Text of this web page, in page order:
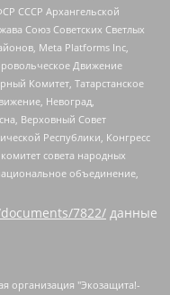
СССР Архангельской
Союз Советских Светлых
Meta Platforms Inc,
Движение
Комитет, Татарстанское
Невоград,
Верховный Совет
Республики, Конгресс
совета народных
объединение,
7822/ данные
Владимирович, Павлов Иван Юрьевич, Скворцова Елена Сергеевна, Общество с ограниченной ответственностью "Как бы инагент", Кочетков Игорь Викторович, Общество с ограниченной ответственностью "Честные выборы", Еланчик Олег Александрович, Общество с ограниченной ответственностью "Нобелевский призыв", Гималова Регина Эмилевна, Григорьев Андрей Валерьевич, Григорьева Алина Александровна, Ассоциация по содействию защите прав призывников, альтернативнослужащих и военнослужащих "Правозащитная группа "Гражданин.Армия.Право", Хисамова Регина Фаритовна, Автономная некоммерческая организация по реализации социально-правовых программ "Лилит", Дальневосточное общественное движение "Маяк", Санкт-Петербургская ЛГБТ-инициативная группа "Выход", Инициативная группа ЛГБТ+ "Реверс", Алексеев Андрей Викторович, Бекбулатова Таисия Львовна, Беляев Иван Михайлович, Владыкина Елена Сергеевна, Гельман Марат Александрович, Никульшина Вероника Юрьевна, Толоконникова Надежда Андреевна, Шендерович Виктор Анатольевич, Общество с ограниченной ответственностью "Данное сообщение", Общество с ограниченной ответственностью Издательский дом "Новая глава", Айнбиндер Александра Александровна, Московский комьюнити-центр для ЛГБТ+инициатив, Благотворительный фонд развития филантропии, Deutsche Welle (Германия, Kurt-Schumacher-Strasse 3, 53113 Bonn), Борзунова Мария Михайловна, Воробьев Виктор Викторович, Голубева Анна Львовна, Константинова Алла Михайловна, Малкова Ирина Владимировна, Мурадов Мурад Абдулгалимович, Осетинская Елизавета Николаевна, Понасенков Евгений Николаевич, Ганапольский Матвей Юрьевич, Киселев Евгений Алексеевич, Борухович Ирина Григорьевна, Дремин Иван Тимофеевич, Дубровский Дмитрий Викторович, Красноярская региональная общественная организация поддержки и развития альтернативных образовательных технологий и межкультурных коммуникаций "ИНТЕРРА", Маяковская Екатерина Алексеевна, Фейгин Марк Захарович, Филимонов Андрей Викторович, Дзугкоева Регина Николаевна, Доброхотов Роман Александрович, Дудь Юрий Александрович, Елкин Сергей Владимирович, Кругликов Кирилл Игоревич, Сабунаева Мария Леонидовна, Семенов Алексей Владимирович, Шаинян Карен Багратович, Шульман Екатерина Михайловна, Асафьев Артур Валерьевич, Вахштайн Виктор Семенович, Венедиктов Алексей Алексеевич, Лушникова Екатерина Евгеньевна, Волков Леонид Михайлович, Невзоров Александр Глебович, Пархоменко Сергей Борисович, Сироткин Ярослав Николаевич, Кара-Мурза Владимир Владимирович, Баранова Наталья Владимировна, Гозман Леонид Яковлевич, Кагарлицкий Борис Юльевич, Климарев Михаил Валерьевич, Милов Владимир Станиславович, Автономная некоммерческая организация Краснодарский центр современного искусства "Типография", Моргенштерн Алишер Тагирович, Соболь Любовь Эдуардовна, Общество с ограниченной ответственностью "ЛИЗА НОРМ", Каспаров Гарри Кимович, Ходорковский Михаил Борисович, Общество с ограниченной ответственностью "Апрельские тезисы", Данилович Ирина Брониславовна, Кашин Олег Владимирович, Петров Николай Владимирович, Пивоваров Алексей Владимирович, Соколов Михаил Владимирович, Цветкова Юлия Владимировна, Чичваркин Евгений Александрович, Комитет против пыток/Команда против пыток, Общество с ограниченной ответственностью "Первый научный", Общество с ограниченной ответственностью "Вертолет и ко", Белоцерковская Вероника Борисовна, Кац Максим Евгеньевич, Лазарева Татьяна Юрьевна, Шаведдинов Руслан Табризович, Яшин Илья Валерьевич, Общество с ограниченной ответственностью "Иноагент ААВ", Алешковский Дмитрий Петрович, Альбац Евгения Марковна, Быков Дмитрий Львович, Галямина Юлия Евгеньевна, Лойко Сергей Леонидович, Мартынов Кирилл Константинович, Медведев Сергей Александрович, Крашенинников Федор Геннадиевич, Гордеева Катерина Вл